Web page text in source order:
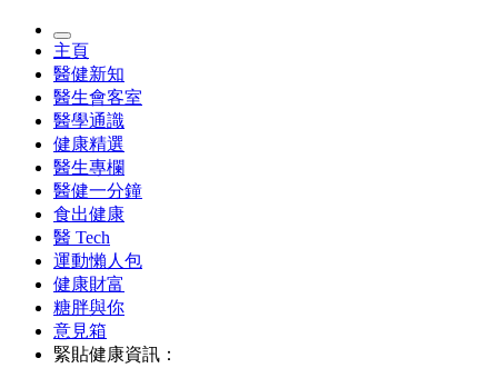
主頁
醫健新知
醫生會客室
醫學通識
健康精選
醫生專欄
醫健一分鐘
食出健康
醫 Tech
運動懶人包
健康財富
糖胖與你
意見箱
緊貼健康資訊：